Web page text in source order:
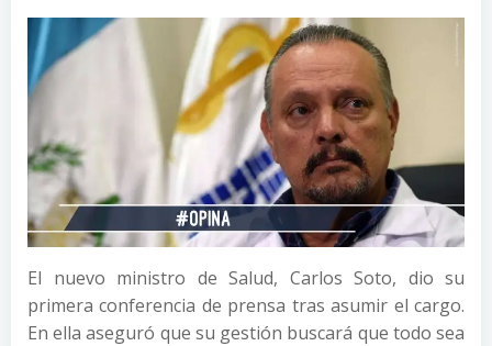
El nuevo ministro de Salud, Carlos Soto, dio su
primera conferencia de prensa tras asumir el cargo.
En ella aseguró que su gestión buscará que todo sea